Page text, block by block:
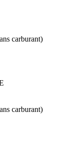
carburant)
carburant)